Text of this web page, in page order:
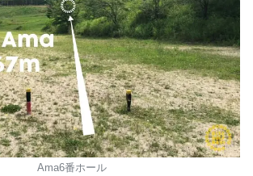
Ama6番ホール